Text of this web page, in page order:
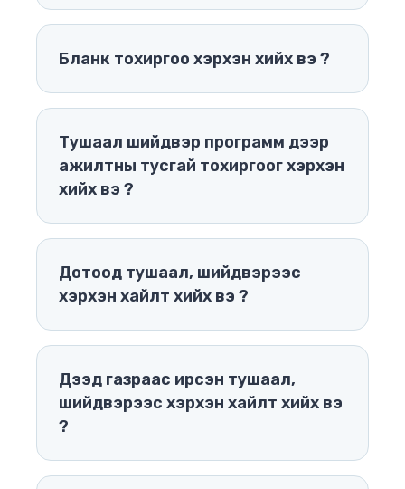
Бланк тохиргоо хэрхэн хийх вэ ?
Тушаал шийдвэр программ дээр
ажилтны тусгай тохиргоог хэрхэн
хийх вэ ?
Дотоод тушаал, шийдвэрээс
хэрхэн хайлт хийх вэ ?
Дээд газраас ирсэн тушаал,
шийдвэрээс хэрхэн хайлт хийх вэ
?